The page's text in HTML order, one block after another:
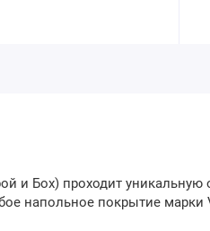
и Бох) проходит
напольное покрытие